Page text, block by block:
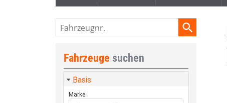
Fahrzeugnr.
Fahrzeuge suchen
Basis
Marke